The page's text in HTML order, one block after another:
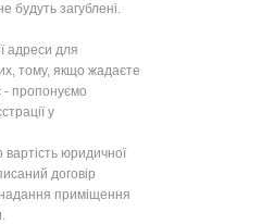
будуть загублені.
адреси для
тому, якщо жадаєте
- пропонуємо
у
юридичної
договір
приміщення